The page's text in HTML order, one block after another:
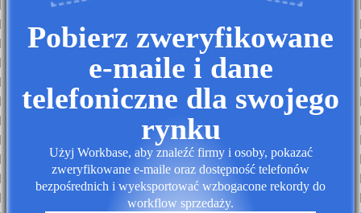
Pobierz zweryfikowane
e-maile i dane
telefoniczne dla swojego
rynku
Użyj Workbase, aby znaleźć firmy i osoby, pokazać
zweryfikowane e-maile oraz dostępność telefonów
bezpośrednich i wyeksportować wzbogacone rekordy do
workflow sprzedaży.